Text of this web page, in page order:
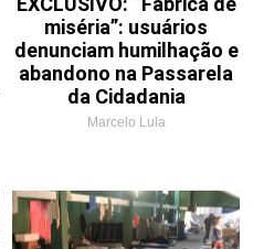
miséria”: usuários
denunciam humilhação e
abandono na Passarela
da Cidadania
Marcelo Lula